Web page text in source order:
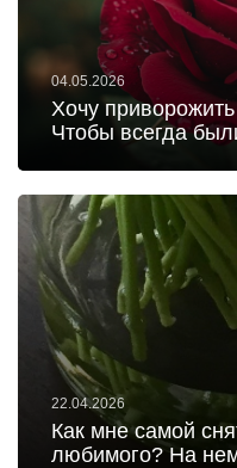
04.05.2026
Хочу
Чтобы всегда
22.04.2026
Как мне самой
любимого? На